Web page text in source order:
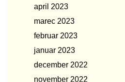
april 2023
marec 2023
februar 2023
januar 2023
december 2022
november 2022